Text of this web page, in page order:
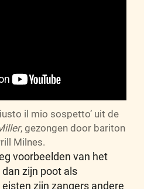
il mio sospetto’ uit de
, gezongen door bariton
Milnes.
voorbeelden van het
zijn poot als
zijn zangers andere